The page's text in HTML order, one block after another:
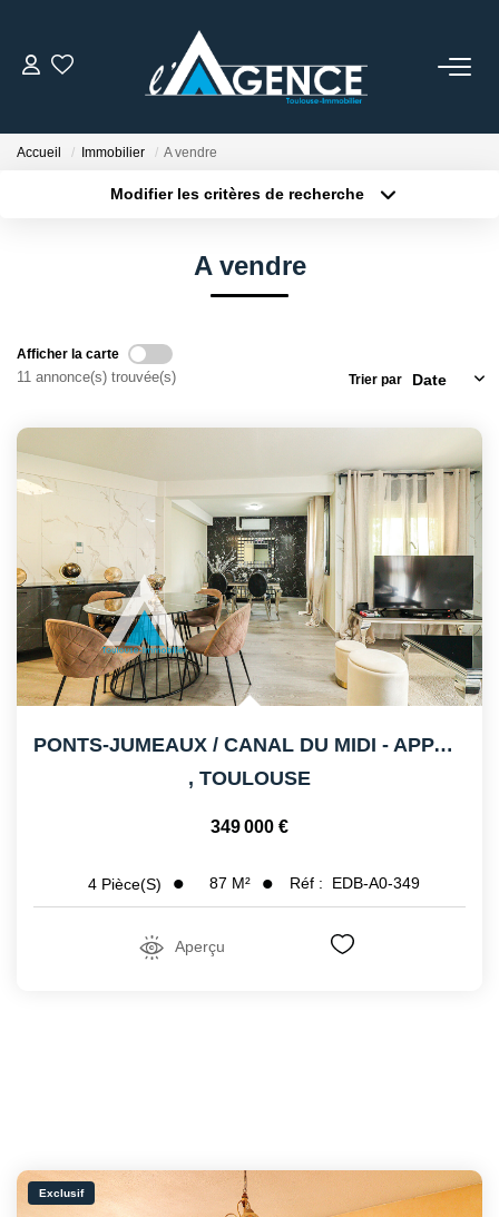
Nos Conseillers
NOS OFFRES
NOS BIENS VENDUS
ACTUALITÉS
CONTACT
Accueil Immobilier A vendre
Modifier les critères de recherche
A vendre
Afficher la carte
11 annonce(s) trouvée(s) Trier par
PONTS-JUMEAUX / CANAL DU MIDI - APPARTEMENT DUPLEX -...
, TOULOUSE
349 000 €
4 Pièce(s) 87 M² Réf : EDB-A0-349
Aperçu
Exclusif